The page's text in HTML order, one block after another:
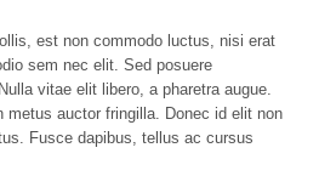
est non commodo luctus, nisi erat
sem nec elit. Sed posuere
vitae elit libero, a pharetra augue.
metus auctor fringilla. Donec id elit non
Fusce dapibus, tellus ac cursus